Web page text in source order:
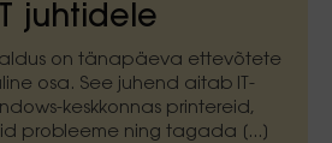
juhtidele
on tänapäeva ettevõtete
osa. See juhend aitab IT-
keskkonnas printereid,
probleeme ning tagada [...]